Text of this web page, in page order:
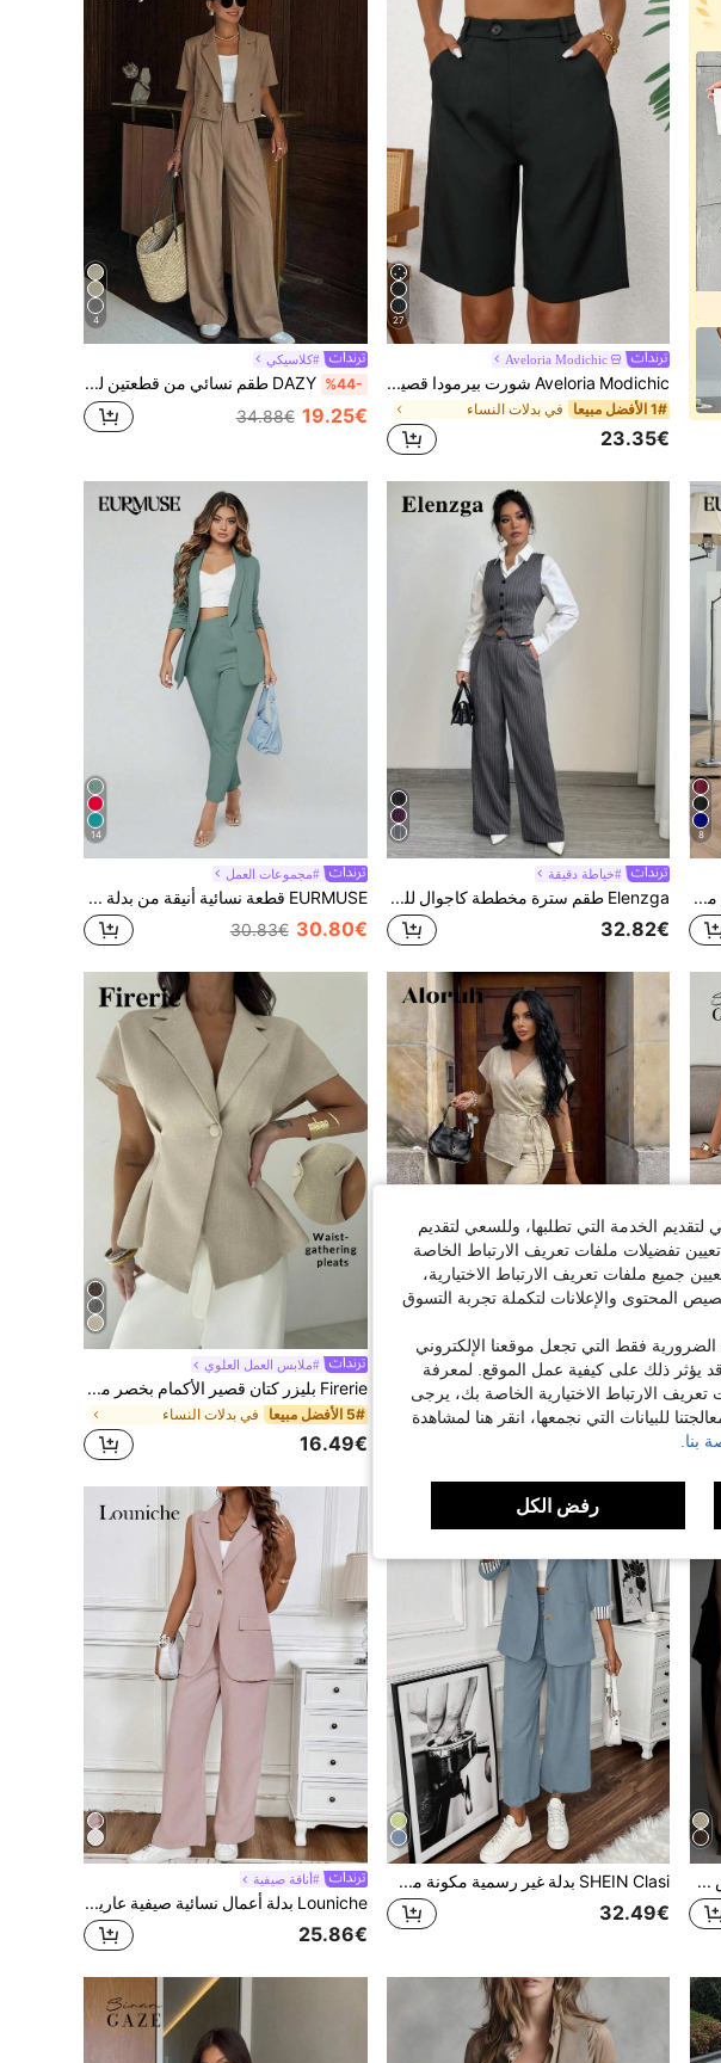
27
Aveloria Modichic
Aveloria Modichic شورت بيرمودا قصير سهل الارتداء بجيب مائل على الجنب
1# الأفضل مبيعا في بدلات النساء
23.35€
4
#كلاسيكي
%44- DAZY طقم نسائي من قطعتين للربيع والصيف والخريف: بليزر قصير بأكمام قصيرة بلون سادة مع ياقة لابيل وبنطال واسع الساق بخصر عالي فضفاض
19.25€
34.88€
8
EURMUSE بدلة كاجوال للنساء تتكون من بليزر أكمام طويلة ياقة واسعة وبنطال ساق واسعة، لون أحادي، مناسبة للخريف
#خياطة دقيقة
Elenzga طقم سترة مخططة كاجوال للنساء + بنطال كاجوال للنساء
32.82€
14
#مجموعات العمل
EURMUSE قطعة نسائية أنيقة من بدلة معاصرة بياقة شال وبنطلون وجاكيت أكمام ثلاثة أرباع للارتداء في العمل والشركات
30.80€
30.83€
Siren Gaze طقم بدلة نسائي: جاكيت أمامية مربوطة بالأربطة وبنطلون، كاجوال للخريف/الشتاء، قطعتان
#مجموعات العمل
23.99€
#ملابس العمل العلوي
Firerie بليزر كتان قصير الأكمام بخصر مشدود، لون المشمش، موضة عمل وكاجوال للنساء، مناسب للخريج والمعلمات، عودة إلى المدرسة في الخريف والشتاء، ملابس عمل عصرية
5# الأفضل مبيعا في بدلات النساء
16.49€
طقم نسائي من قطعتين بليزر فضفاض + بنطال واسع الساق، ملابس كاجوال رسمية للخريف SHEIN Clasi بدلة غير رسمية مكونة من سترة بحلة واحدة وبنطلون ذات لون واحد عبارة عن 2 قطعة
32.49€
#أناقة صيفية
Louniche بدلة أعمال نسائية صيفية عارية الذراعين بلون سادة وبنطلون طويل للترفيه الصيفي
25.86€
لتقديم الخدمة التي تطلبها، وللسعي لتقديم
تفضيلات ملفات تعريف الارتباط الخاصة
ملفات تعريف الارتباط الاختيارية،
المحتوى والإعلانات لتكملة تجربة التسوق
فقط التي تجعل موقعنا الإلكتروني
يؤثر ذلك على كيفية عمل الموقع. لمعرفة
الارتباط الاختيارية الخاصة بك، يرجى
للبيانات التي نجمعها، انقر هنا لمشاهدة
بنا.
رفض الكل